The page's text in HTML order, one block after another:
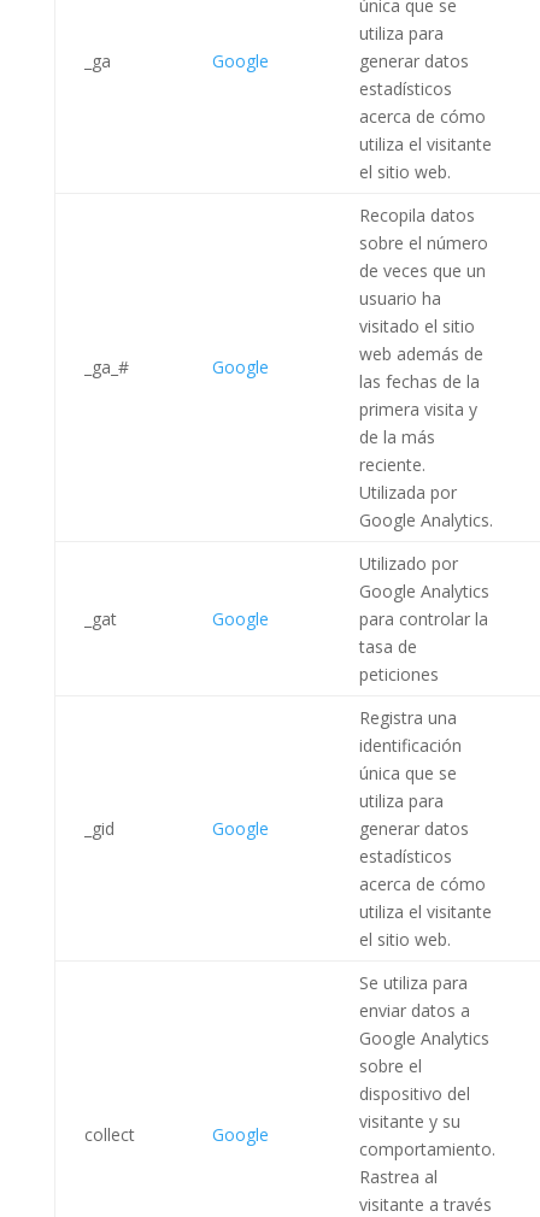
_ga Google
única que se
utiliza para
generar datos
estadísticos
acerca de cómo
utiliza el visitante
el sitio web.
_ga_# Google
Recopila datos
sobre el número
de veces que un
usuario ha
visitado el sitio
web además de
las fechas de la
primera visita y
de la más
reciente.
Utilizada por
Google Analytics.
_gat Google
Utilizado por
Google Analytics
para controlar la
tasa de
peticiones
_gid Google
Registra una
identificación
única que se
utiliza para
generar datos
estadísticos
acerca de cómo
utiliza el visitante
el sitio web.
collect Google
Se utiliza para
enviar datos a
Google Analytics
sobre el
dispositivo del
visitante y su
comportamiento.
Rastrea al
visitante a través